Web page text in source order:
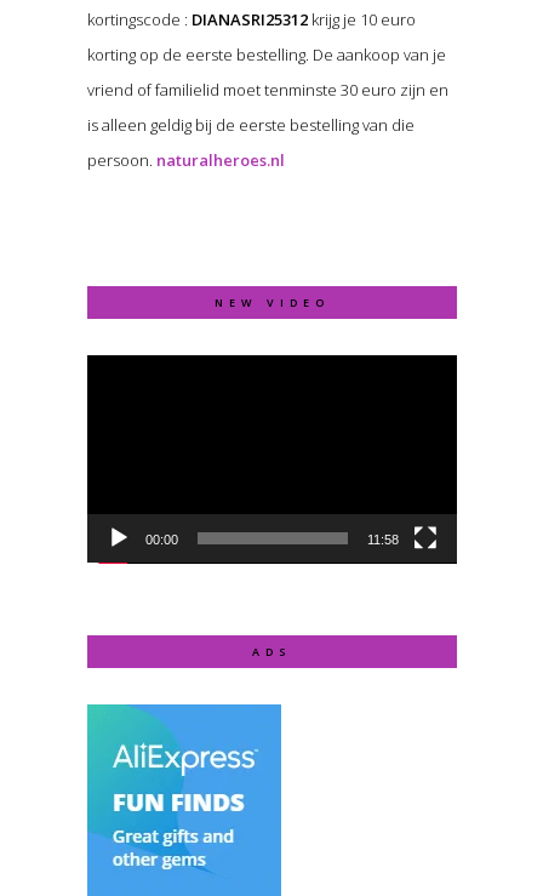
kortingscode : DIANASRI25312krijg je 10 euro
korting op de eerste bestelling. De aankoop van je
vriend of familielid moet tenminste 30 euro zijn en
is alleen geldig bij de eerste bestelling van die
persoon. naturalheroes.nl
NEW VIDEO
Video
00:00 11:58
ADS